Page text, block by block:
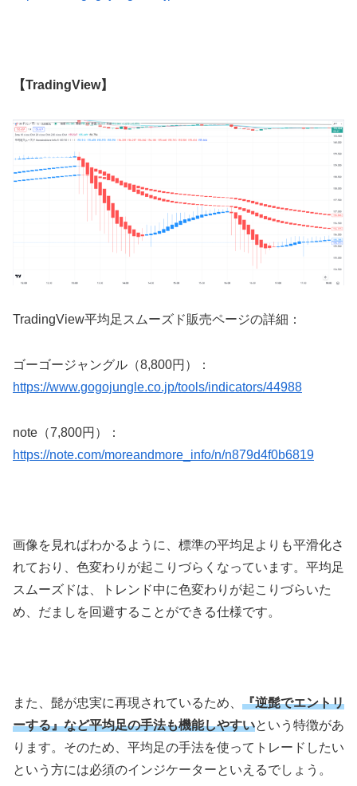
【TradingView】
TradingView平均足スムーズド販売ページの詳細：
ゴーゴージャングル（8,800円）：
https://www.gogojungle.co.jp/tools/indicators/44988
note（7,800円）：
https://note.com/moreandmore_info/n/n879d4f0b6819
画像を見ればわかるように、標準の平均足よりも平滑化さ
れており、色変わりが起こりづらくなっています。平均足
スムーズドは、トレンド中に色変わりが起こりづらいた
め、だましを回避することができる仕様です。
また、髭が忠実に再現されているため、 『逆髭でエントリ
ーする』など平均足の手法も機能しやすいという特徴があ
ります。そのため、平均足の手法を使ってトレードしたい
という方には必須のインジケーターといえるでしょう。